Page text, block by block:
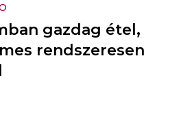
gazdag étel,
rendszeresen